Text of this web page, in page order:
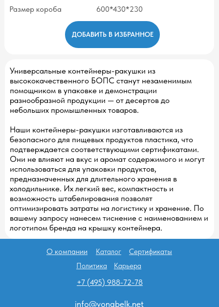
ДОБАВИТЬ В ИЗБРАННОЕ
Универсальные контейнеры-ракушки из
высококачественного БОПС станут незаменимым
помощником в упаковке и демонстрации
разнообразной продукции — от десертов до
небольших промышленных товаров.
Наши контейнеры-ракушки изготавливаются из
безопасного для пищевых продуктов пластика, что
подтверждается соответствующими сертификатами.
Они не влияют на вкус и аромат содержимого и могут
использоваться для упаковки продуктов,
предназначенных для длительного хранения в
холодильнике. Их легкий вес, компактность и
возможность штабелирования позволят
оптимизировать затраты на логистику и хранение. По
вашему запросу нанесем тиснение с наименованием и
логотипом бренда на крышку контейнера.
Размер короба
600*430*230
О компании
Карьера
Сертификаты
Каталог
Политика
+7 (495) 988-72-78
info@vonabelk.net